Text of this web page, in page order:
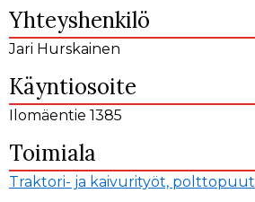
Yhteyshenkilö
Jari Hurskainen
Käyntiosoite
Ilomäentie 1385
Toimiala
Traktori- ja kaivurityöt, polttopuut